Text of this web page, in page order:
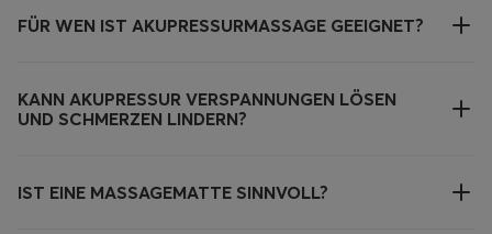
FÜR WEN IST AKUPRESSURMASSAGE GEEIGNET?
KANN AKUPRESSUR VERSPANNUNGEN LÖSEN
UND SCHMERZEN LINDERN?
IST EINE MASSAGEMATTE SINNVOLL?